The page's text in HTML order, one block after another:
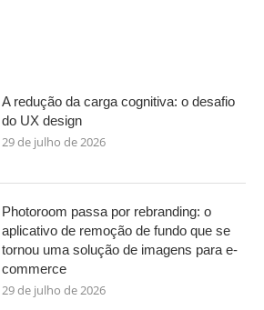
A redução da carga cognitiva: o desafio
do UX design
29 de julho de 2026
Photoroom passa por rebranding: o
aplicativo de remoção de fundo que se
tornou uma solução de imagens para e-
commerce
29 de julho de 2026